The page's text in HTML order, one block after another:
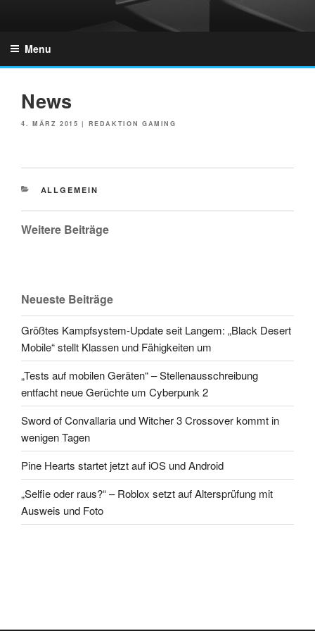
Menu
News
POSTED
4. MÄRZ 2015 | REDAKTION GAMING
CATEGORIES
ALLGEMEIN
Weitere Beiträge
Neueste Beiträge
Größtes Kampfsystem-Update seit Langem: „Black Desert
Mobile“ stellt Klassen und Fähigkeiten um
„Tests auf mobilen Geräten“ – Stellenausschreibung
entfacht neue Gerüchte um Cyberpunk 2
Sword of Convallaria und Witcher 3 Crossover kommt in
wenigen Tagen
Pine Hearts startet jetzt auf iOS und Android
„Selfie oder raus?“ – Roblox setzt auf Altersprüfung mit
Ausweis und Foto